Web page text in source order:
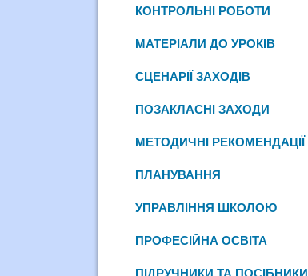
КОНТРОЛЬНІ РОБОТИ
МАТЕРІАЛИ ДО УРОКІВ
СЦЕНАРІЇ ЗАХОДІВ
ПОЗАКЛАСНІ ЗАХОДИ
МЕТОДИЧНІ РЕКОМЕНДАЦІЇ
ПЛАНУВАННЯ
УПРАВЛІННЯ ШКОЛОЮ
ПРОФЕСІЙНА ОСВІТА
ПІДРУЧНИКИ ТА ПОСІБНИКИ